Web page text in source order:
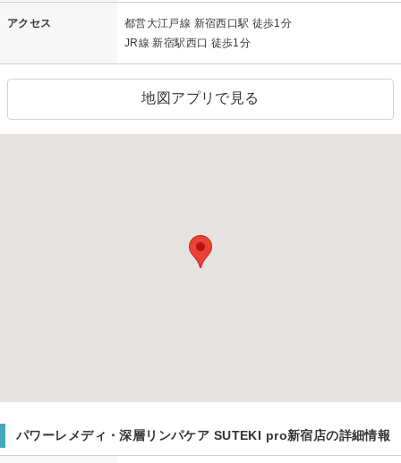
アクセス
都営大江戸線 新宿西口駅 徒歩1分
JR線 新宿駅西口 徒歩1分
地図アプリで見る
パワーレメディ・深層リンパケア SUTEKI pro新宿店の詳細情報